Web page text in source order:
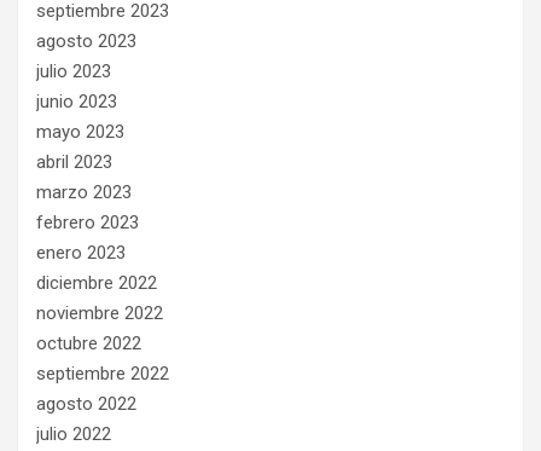
septiembre 2023
agosto 2023
julio 2023
junio 2023
mayo 2023
abril 2023
marzo 2023
febrero 2023
enero 2023
diciembre 2022
noviembre 2022
octubre 2022
septiembre 2022
agosto 2022
julio 2022